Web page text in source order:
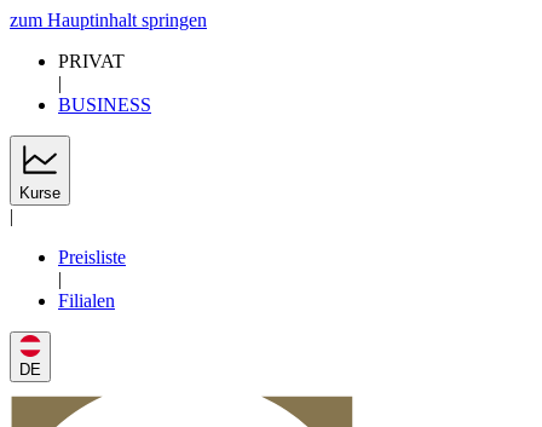
zum Hauptinhalt springen
PRIVAT
|
BUSINESS
Kurse
|
Preisliste
|
Filialen
DE